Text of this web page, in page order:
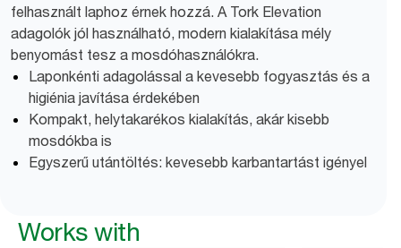
felhasznált laphoz érnek hozzá. A Tork Elevation
adagolók jól használható, modern kialakítása mély
benyomást tesz a mosdóhasználókra.
Laponkénti adagolással a kevesebb fogyasztás és a
higiénia javítása érdekében
Kompakt, helytakarékos kialakítás, akár kisebb
mosdókba is
Egyszerű utántöltés: kevesebb karbantartást igényel
Works with